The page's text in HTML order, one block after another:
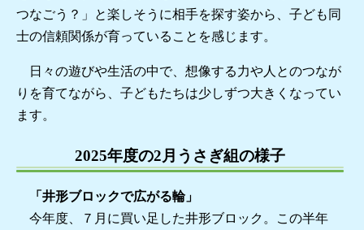
つなごう？」と楽しそうに相手を探す姿から、子ども同
士の信頼関係が育っていることを感じます。
日々の遊びや生活の中で、想像する力や人とのつなが
りを育てながら、子どもたちは少しずつ大きくなってい
ます。
2025年度の2月うさぎ組の様子
「井形ブロックで広がる輪」
今年度、７月に買い足した井形ブロック。この半年